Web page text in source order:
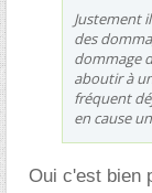
Justement
des
dommage
aboutir à
fréquent
en cause
Oui c'est bien